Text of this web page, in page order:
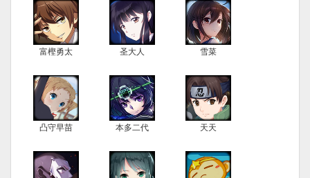
富樫勇太 圣大人 雪菜
凸守早苗 本多二代 天天